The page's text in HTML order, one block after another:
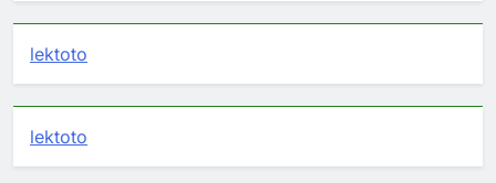
lektoto
lektoto